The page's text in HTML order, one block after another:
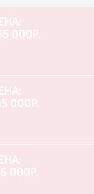
000Р.
000Р.
000Р.